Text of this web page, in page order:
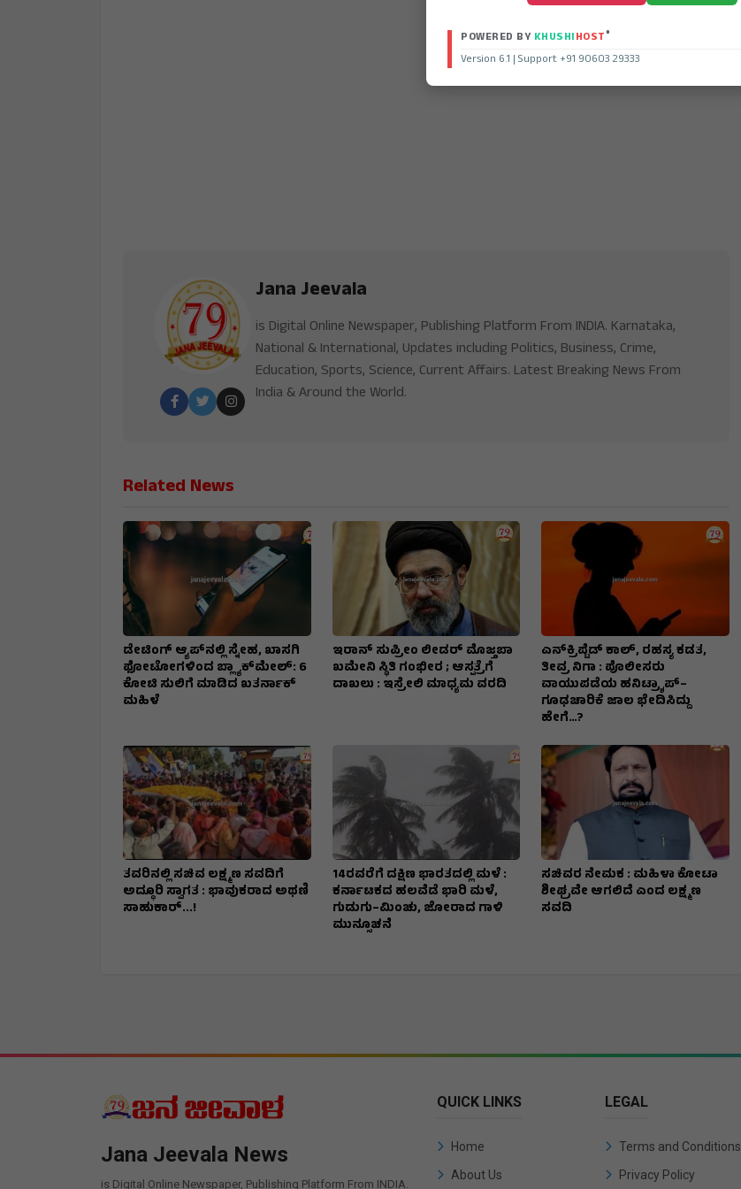
Jana Jeevala
is Digital Online Newspaper, Publishing Platform From INDIA. Karnataka,
National & International, Updates including Politics, Business, Crime,
Education, Sports, Science, Current Affairs. Latest Breaking News From
India & Around the World.
Related News
ಡೇಟಿಂಗ್ ಆ್ಯಪ್‌ನಲ್ಲಿ ಸ್ನೇಹ, ಖಾಸಗಿ
ಫೋಟೋಗಳಿಂದ ಬ್ಲ್ಯಾಕ್‌ಮೇಲ್: ₹6
ಕೋಟಿ ಸುಲಿಗೆ ಮಾಡಿದ ಖತರ್ನಾಕ್‌
ಮಹಿಳೆ
ಇರಾನ್‌ ಸುಪ್ರೀಂ ಲೀಡರ್‌ ಮೊಜ್ತಬಾ
ಖಮೇನಿ ಸ್ಥಿತಿ ಗಂಭೀರ ; ಆಸ್ಪತ್ರೆಗೆ
ದಾಖಲು : ಇಸ್ರೇಲಿ ಮಾಧ್ಯಮ ವರದಿ
ಎನ್‌ಕ್ರಿಪ್ಟೆಡ್‌ ಕಾಲ್‌, ರಹಸ್ಯ ಕಡತ,
ತೀವ್ರ ನಿಗಾ : ಪೊಲೀಸರು
ವಾಯುಪಡೆಯ ಹನಿಟ್ರ್ಯಾಪ್–
ಗೂಢಚಾರಿಕೆ ಜಾಲ ಭೇದಿಸಿದ್ದು
ಹೇಗೆ…?
ತವರಿನಲ್ಲಿ ಸಚಿವ ಲಕ್ಷ್ಮಣ ಸವದಿಗೆ
ಅದ್ಧೂರಿ ಸ್ವಾಗತ : ಭಾವುಕರಾದ ಅಥಣಿ
ಸಾಹುಕಾರ್...!
14ರವರೆಗೆ ದಕ್ಷಿಣ ಭಾರತದಲ್ಲಿ ಮಳೆ :
ಕರ್ನಾಟಕದ ಹಲವೆಡೆ ಭಾರಿ ಮಳೆ,
ಗುಡುಗು–ಮಿಂಚು, ಜೋರಾದ ಗಾಳಿ
ಮುನ್ಸೂಚನೆ
ಸಚಿವರ ನೇಮಕ : ಮಹಿಳಾ ಕೋಟಾ
ಶೀಘ್ರವೇ ಆಗಲಿದೆ ಎಂದ ಲಕ್ಷ್ಮಣ
ಸವದಿ
Jana Jeevala News
is Digital Online Newspaper, Publishing Platform From INDIA.
QUICK LINKS
Home
About Us
LEGAL
Terms and Conditions
Privacy Policy
POWERED BY KHUSHIHOST®
Version 6.1 | Support +91 90603 29333